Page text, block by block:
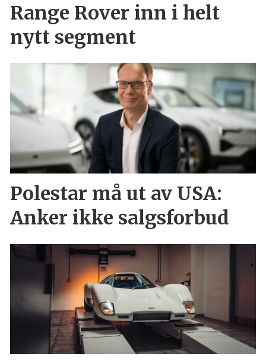
Range Rover inn i helt
nytt segment
Polestar må ut av USA:
Anker ikke salgsforbud